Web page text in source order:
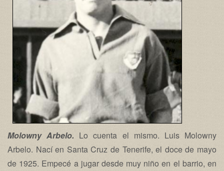
Molowny Arbelo. Lo cuenta el mismo. Luis Molowny
Arbelo. Nací en Santa Cruz de Tenerife, el doce de mayo
de 1925. Empecé a jugar desde muy niño en el barrio, en